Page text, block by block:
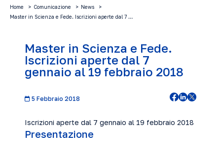
Home Comunicazione
News
Master in Scienza e Fede. Iscrizioni aperte dal 7 …
Master in Scienza e Fede.
Iscrizioni aperte dal 7
gennaio al 19 febbraio 2018
5 Febbraio 2018
Iscrizioni aperte dal 7 gennaio al 19 febbraio 2018
Presentazione